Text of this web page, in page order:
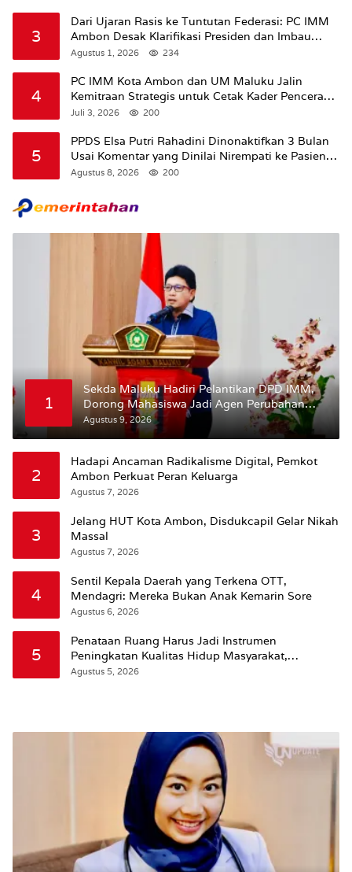
3
Dari Ujaran Rasis ke Tuntutan Federasi: PC IMM
Ambon Desak Klarifikasi Presiden dan Imbau
Tunda Pengibaran Bendera Merah Putih Di
Agustus 1, 2026 234
4
PC IMM Kota Ambon dan UM Maluku Jalin
Kemitraan Strategis untuk Cetak Kader Pencerah
Bangsa “Membangun Peradaban dari Kampus”
Juli 3, 2026 200
5
PPDS Elsa Putri Rahadini Dinonaktifkan 3 Bulan
Usai Komentar yang Dinilai Nirempati ke Pasien
BPJS
Agustus 8, 2026 200
1
Sekda Maluku Hadiri Pelantikan DPD IMM,
Dorong Mahasiswa Jadi Agen Perubahan
dan Mitra Strategis Pemerintah
Agustus 9, 2026
2
Hadapi Ancaman Radikalisme Digital, Pemkot
Ambon Perkuat Peran Keluarga
Agustus 7, 2026
3
Jelang HUT Kota Ambon, Disdukcapil Gelar Nikah
Massal
Agustus 7, 2026
4
Sentil Kepala Daerah yang Terkena OTT,
Mendagri: Mereka Bukan Anak Kemarin Sore
Agustus 6, 2026
5
Penataan Ruang Harus Jadi Instrumen
Peningkatan Kualitas Hidup Masyarakat,
Wattimena: Revisi RT-RW Ditetapkan Pemkot
Agustus 5, 2026